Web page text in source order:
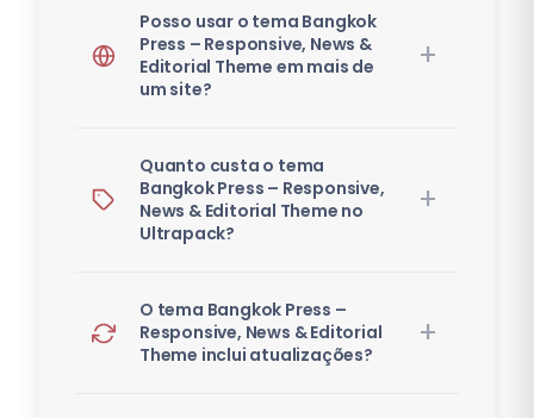
Posso usar o tema Bangkok
Press – Responsive, News &
Editorial Theme em mais de
um site?
Quanto custa o tema
Bangkok Press – Responsive,
News & Editorial Theme no
Ultrapack?
O tema Bangkok Press –
Responsive, News & Editorial
Theme inclui atualizações?